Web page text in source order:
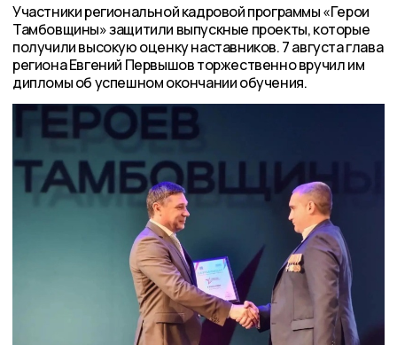
Участники региональной кадровой программы «Герои
Тамбовщины» защитили выпускные проекты, которые
получили высокую оценку наставников. 7 августа глава
региона Евгений Первышов торжественно вручил им
дипломы об успешном окончании обучения.